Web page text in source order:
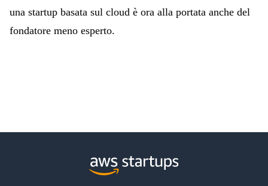
una startup basata sul cloud è ora alla portata anche del
fondatore meno esperto.